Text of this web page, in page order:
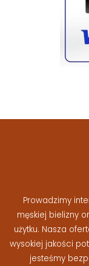
Prowadzimy
męskiej bielizny
użytku. Nasza
wysokiej jakości
jesteśmy